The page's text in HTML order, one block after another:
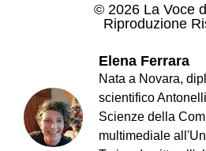
© 2026 La Voce
Riproduzione
Elena Ferrara
Nata a Novara,
scientifico
Scienze della
multimediale